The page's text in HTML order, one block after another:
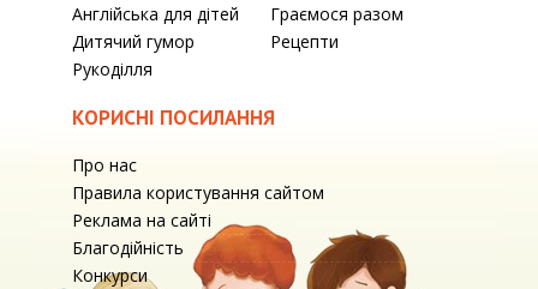
Англійська для дітей
Граємося разом
Дитячий гумор
Рецепти
Рукоділля
КОРИСНІ ПОСИЛАННЯ
Про нас
Правила користування сайтом
Реклама на сайті
Благодійність
Конкурси